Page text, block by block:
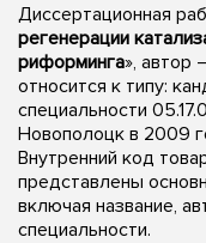
Диссертационная
регенерации
риформинга», автор
относится к типу:
специальности
Новополоцк в 2009
Внутренний код
представлены
включая название,
специальности.